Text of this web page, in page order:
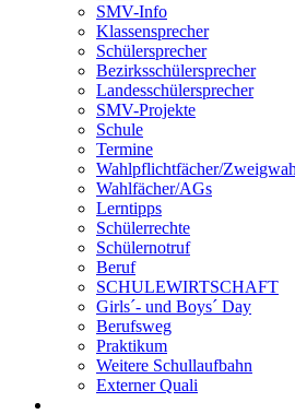
SMV-Info
Klassensprecher
Schülersprecher
Bezirksschülersprecher
Landesschülersprecher
SMV-Projekte
Schule
Termine
Wahlpflichtfächer/
Wahlfächer/AGs
Lerntipps
Schülerrechte
Schülernotruf
Beruf
SCHULEWIRTSCHAFT
Girls´- und Boys´ Day
Berufsweg
Praktikum
Weitere Schullaufbahn
Externer Quali